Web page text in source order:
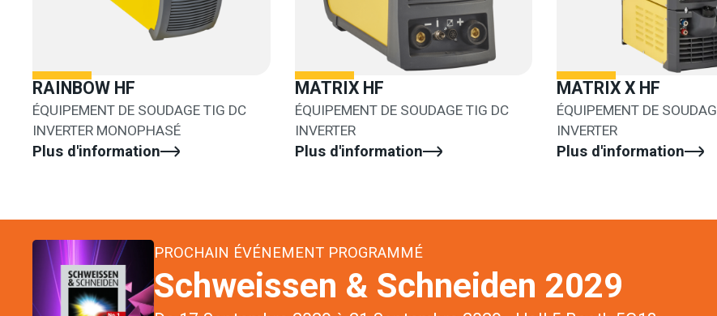
RAINBOW HF
ÉQUIPEMENT DE SOUDAGE TIG DC
INVERTER MONOPHASÉ
Plus d'information
MATRIX HF
ÉQUIPEMENT DE SOUDAGE TIG DC
INVERTER
Plus d'information
MATRIX X HF
ÉQUIPEMENT DE
INVERTER
Plus d'information
PROCHAIN ÉVÉNEMENT PROGRAMMÉ
Schweissen & Schneiden 2029